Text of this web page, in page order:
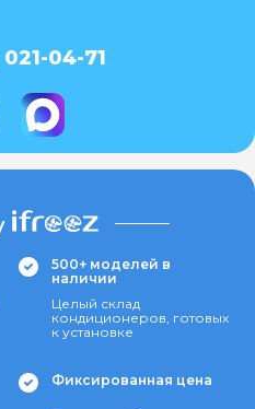
04-71
500+ моделей в
наличии
Целый склад
кондиционеров, готовых
к установке
Фиксированная цена